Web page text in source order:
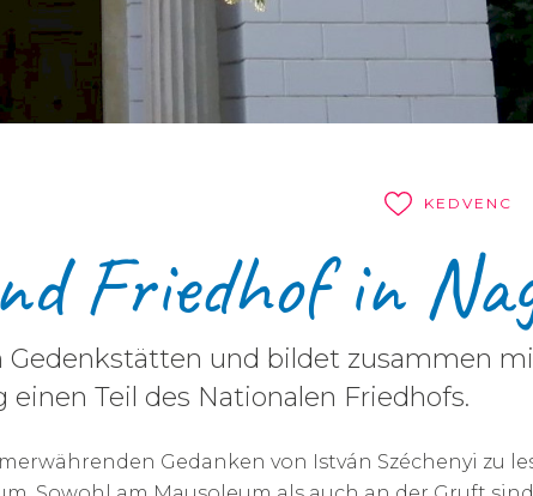
KEDVENC
Friedhof in
und bildet zusammen
Teil des Nationalen Friedhofs.
Gedanken von István Széchenyi zu